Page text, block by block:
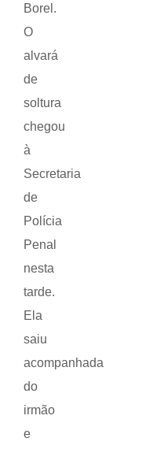
Borel.
O
alvará
de
soltura
chegou
à
Secretaria
de
Polícia
Penal
nesta
tarde.
Ela
saiu
acompanhada
do
irmão
e